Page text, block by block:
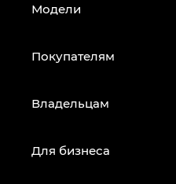
Модели
Покупателям
Владельцам
Для бизнеса